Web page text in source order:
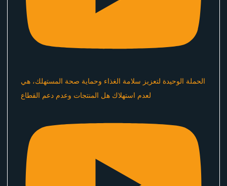
الحملة الوحيدة لتعزيز سلامة الغذاء وحماية صحة المستهلك، هي
لعدم استهلاك هل المنتجات وعدم دعم القطاع